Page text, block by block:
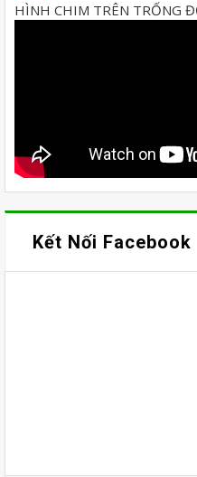
HÌNH CHIM TRÊN TRỐNG
Kết Nối Facebook